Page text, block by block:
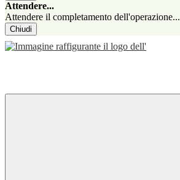
Attendere...
Attendere il completamento dell'operazione...
Chiudi